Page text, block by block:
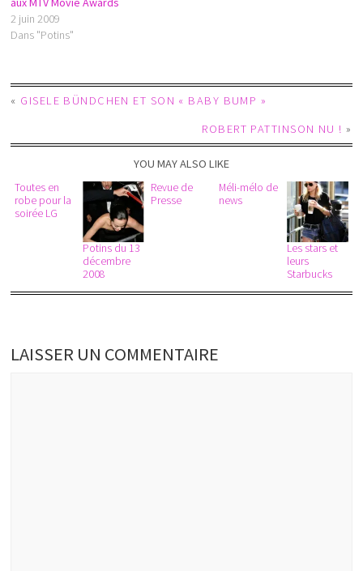
2 juin 2009
Dans "Potins"
« GISELE BÜNDCHEN ET SON « BABY BUMP »
ROBERT PATTINSON NU ! »
YOU MAY ALSO LIKE
Toutes en
robe pour la
soirée LG
Potins du 13
décembre
2008
Revue de
Presse
Méli-mélo de
news
Les stars et
leurs
Starbucks
LAISSER UN COMMENTAIRE